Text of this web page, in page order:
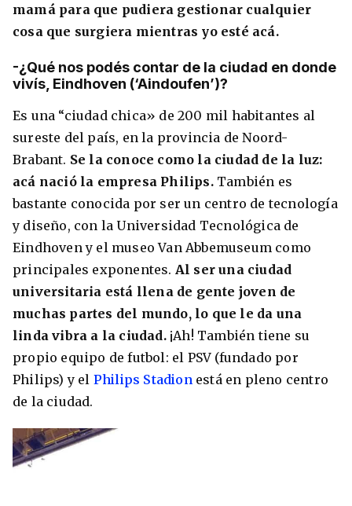
mamá para que pudiera gestionar cualquier
cosa que surgiera mientras yo esté acá.
-¿Qué nos podés contar de la ciudad en donde
vivís, Eindhoven (‘Aindoufen’)?
Es una “ciudad chica» de 200 mil habitantes al
sureste del país, en la provincia de Noord-
Brabant. Se la conoce como la ciudad de la luz:
acá nació la empresa Philips.También es
bastante conocida por ser un centro de tecnología
y diseño, con la Universidad Tecnológica de
Eindhoven y el museo Van Abbemuseum como
principales exponentes. Al ser una ciudad
universitaria está llena de gente joven de
muchas partes del mundo, lo que le da una
linda vibra a la ciudad.¡Ah! También tiene su
propio equipo de futbol: el PSV (fundado por
Philips) y el Philips Stadionestá en pleno centro
de la ciudad.